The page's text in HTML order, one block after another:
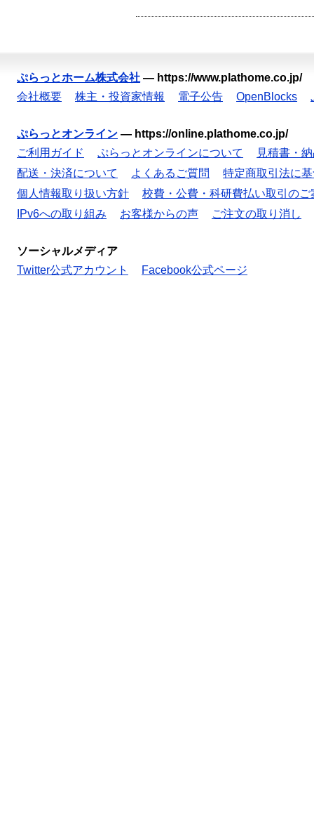
ぷらっとホーム株式会社 — https://www.plathome.co.jp/
会社概要
株主・投資家情報 電子公告 OpenBlocks
ぷらっとオンライン — https://online.plathome.co.jp/
ご利用ガイド
ぷらっとオンラインについて
見積書・
配送・決済について
よくあるご質問
特定商取引法に
個人情報取り扱い方針
校費・公費・科研費払い取引のご
IPv6への取り組み
お客様からの声 ご注文の取り消し
ソーシャルメディア
Twitter公式アカウント
Facebook公式ページ